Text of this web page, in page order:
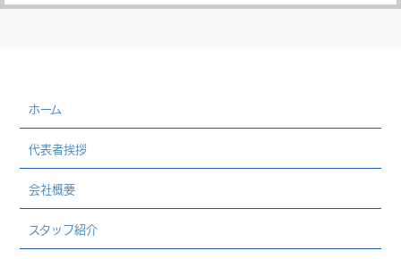
ホーム
代表者挨拶
会社概要
スタッフ紹介